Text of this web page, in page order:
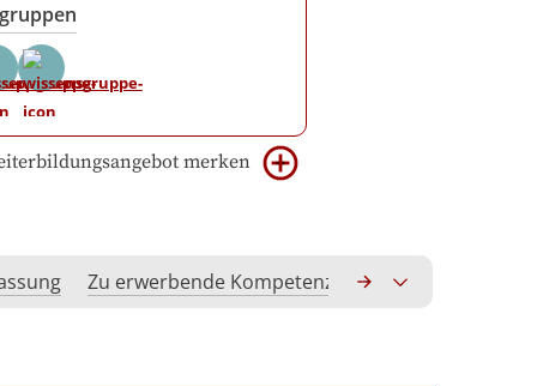
merken
Zu erwerbende Kompetenzen